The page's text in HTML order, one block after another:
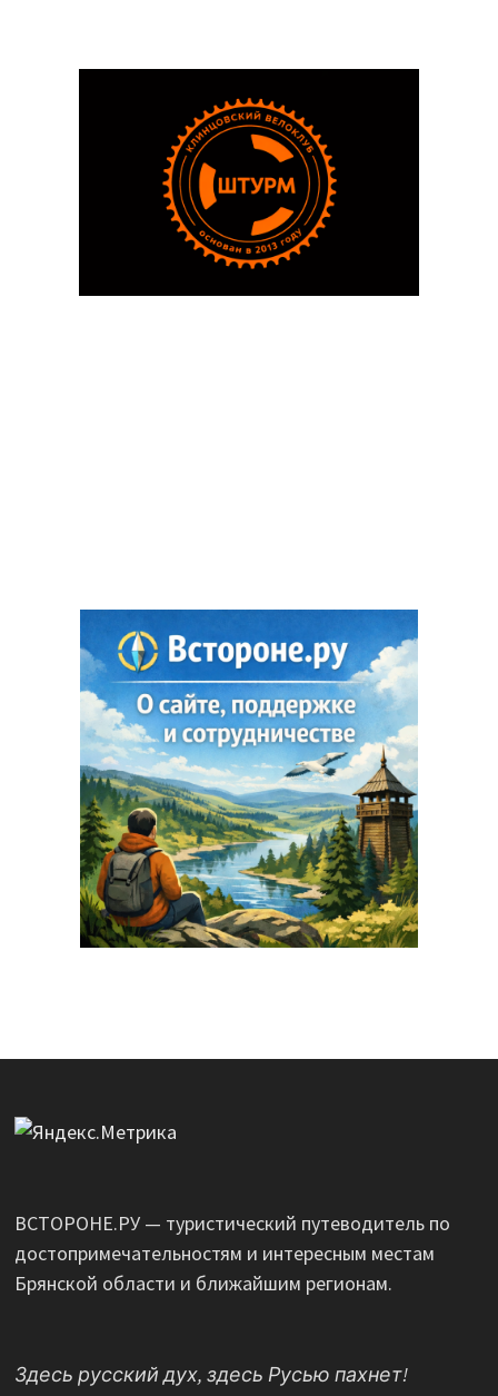
ВСТОРОНЕ.РУ — туристический путеводитель по
достопримечательностям и интересным местам
Брянской области и ближайшим регионам.
Здесь русский дух, здесь Русью пахнет!